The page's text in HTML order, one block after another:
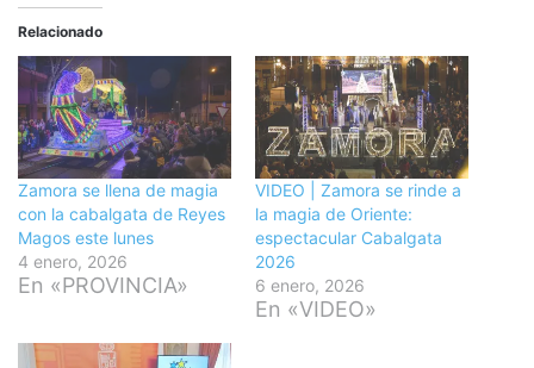
Relacionado
Zamora se llena de magia
con la cabalgata de Reyes
Magos este lunes
4 enero, 2026
En «PROVINCIA»
VIDEO | Zamora se rinde a
la magia de Oriente:
espectacular Cabalgata
2026
6 enero, 2026
En «VIDEO»